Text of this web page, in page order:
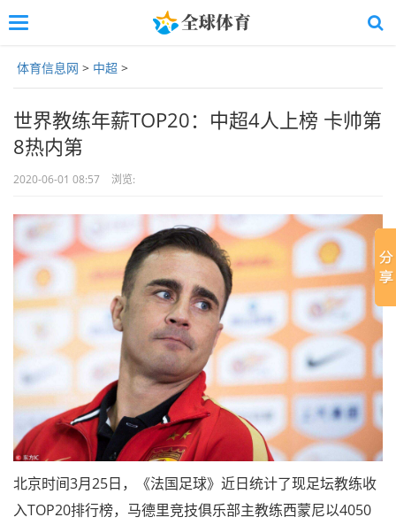
to
main
Toggle
体育信息网 > 中超 >
世界教练年薪TOP20：中超4人上榜 卡帅第
8热内第
2020-06-01 08:57 浏览:
北京时间3月25日，《法国足球》近日统计了现足坛教练收
入TOP20排行榜，马德里竞技俱乐部主教练西蒙尼以4050